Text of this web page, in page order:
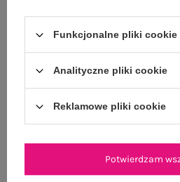
OPINIE O PRODUKCIE (0)
WYSYŁKA I DOSTAWA
ZWROTY I REKLAMACJE
OSTATNIO
Funkcjonalne pliki cookie
Analityczne pliki cookie
Reklamowe pliki cookie
Potwierdzam